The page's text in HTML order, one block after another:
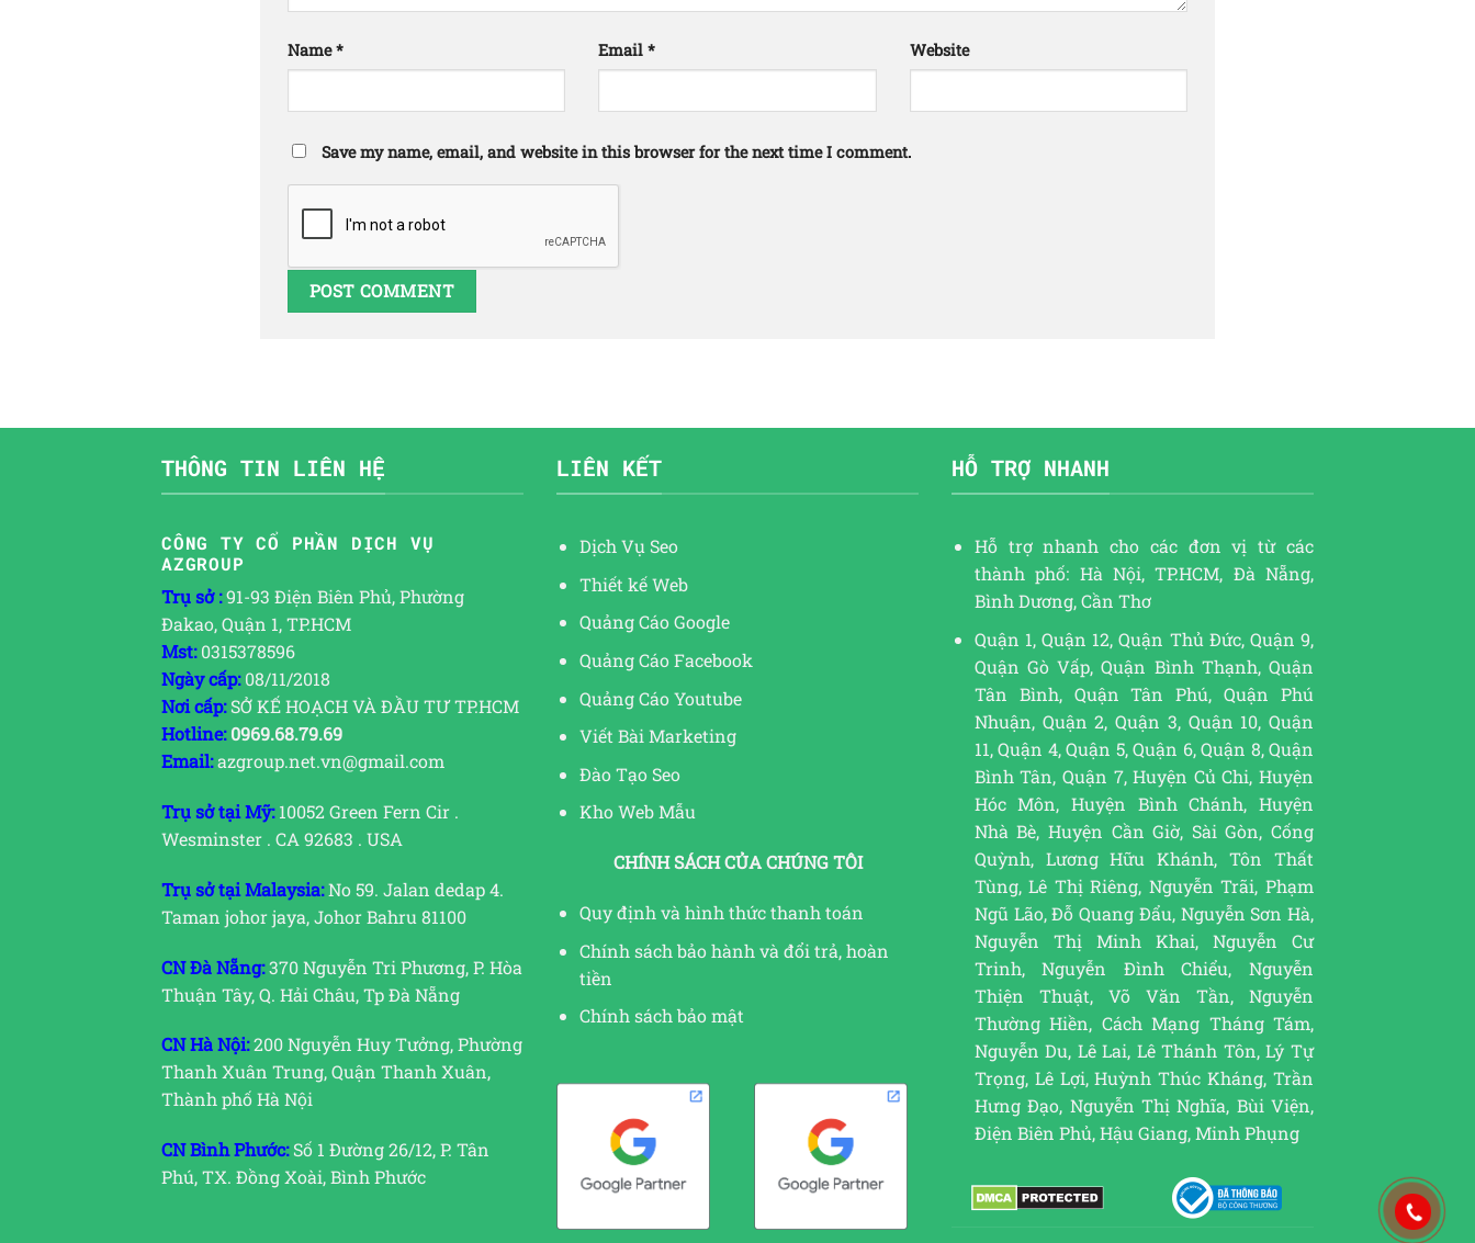
Name* Email* Website
Save my name, email, and website in this browser for the next time I comment.
THÔNG TIN LIÊN HỆ
CÔNG TY CỔ PHẦN DỊCH VỤ
AZGROUP
Trụ sở :91-93 Điện Biên Phủ, Phường
Đakao, Quận 1, TP.HCM
Mst:0315378596
Ngày cấp:08/11/2018
Nơi cấp:SỞ KẾ HOẠCH VÀ ĐẦU TƯ TP.HCM
Hotline: 0969.68.79.69
Email:azgroup.net.vn@gmail.com
Trụ sở tại Mỹ:10052 Green Fern Cir .
Wesminster . CA 92683 . USA
Trụ sở tại Malaysia:No 59. Jalan dedap 4.
Taman johor jaya, Johor Bahru 81100
CN Đà Nẵng:370 Nguyễn Tri Phương, P. Hòa
Thuận Tây, Q. Hải Châu, Tp Đà Nẵng
CN Hà Nội:200 Nguyễn Huy Tưởng, Phường
Thanh Xuân Trung, Quận Thanh Xuân,
Thành phố Hà Nội
CN Bình Phước:Số 1 Đường 26/12, P. Tân
Phú, TX. Đồng Xoài, Bình Phước
LIÊN KẾT
Dịch Vụ Seo
Thiết kế Web
Quảng Cáo Google
Quảng Cáo Facebook
Quảng Cáo Youtube
Viết Bài Marketing
Đào Tạo Seo
Kho Web Mẫu
CHÍNH SÁCH CỦA CHÚNG TÔI
Quy định và hình thức thanh toán
Chính sách bảo hành và đổi trả, hoàn
tiền
Chính sách bảo mật
HỖ TRỢ NHANH
Hỗ trợ nhanh cho các đơn vị từ các
thành phố: Hà Nội, TP.HCM, Đà Nẵng,
Bình Dương, Cần Thơ
Quận 1, Quận 12, Quận Thủ Đức, Quận 9,
Quận Gò Vấp, Quận Bình Thạnh, Quận
Tân Bình, Quận Tân Phú, Quận Phú
Nhuận, Quận 2, Quận 3, Quận 10, Quận
11, Quận 4, Quận 5, Quận 6, Quận 8, Quận
Bình Tân, Quận 7, Huyện Củ Chi, Huyện
Hóc Môn, Huyện Bình Chánh, Huyện
Nhà Bè, Huyện Cần Giờ, Sài Gòn, Cống
Quỳnh, Lương Hữu Khánh, Tôn Thất
Tùng, Lê Thị Riêng, Nguyễn Trãi, Phạm
Ngũ Lão, Đỗ Quang Đẩu, Nguyễn Sơn Hà,
Nguyễn Thị Minh Khai, Nguyễn Cư
Trinh, Nguyễn Đình Chiểu, Nguyễn
Thiện Thuật, Võ Văn Tần, Nguyễn
Thường Hiền, Cách Mạng Tháng Tám,
Nguyễn Du, Lê Lai, Lê Thánh Tôn, Lý Tự
Trọng, Lê Lợi, Huỳnh Thúc Kháng, Trần
Hưng Đạo, Nguyễn Thị Nghĩa, Bùi Viện,
Điện Biên Phủ, Hậu Giang, Minh Phụng